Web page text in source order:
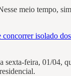
meio tempo,
isolado
sexta-feira, 01/04,